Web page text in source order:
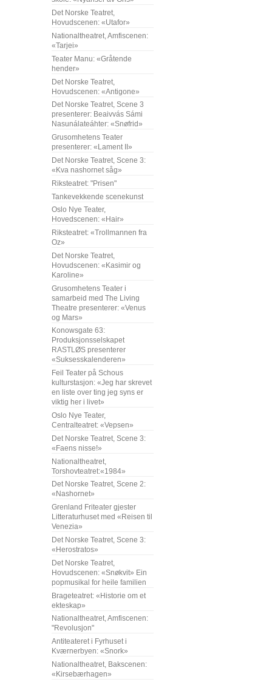
Det Norske Teatret,
Hovudscenen: «Utafor»
Nationaltheatret, Amfiscenen:
«Tarjei»
Teater Manu: «Gråtende
hender»
Det Norske Teatret,
Hovudscenen: «Antigone»
Det Norske Teatret, Scene 3
presenterer: Beaivvás Sámi
Nasunálateáhter: «Snøfrid»
Grusomhetens Teater
presenterer: «Lament II»
Det Norske Teatret, Scene 3:
«Kva nashornet såg»
Riksteatret: "Prisen"
Tankevekkende scenekunst
Oslo Nye Teater,
Hovedscenen: «Hair»
Riksteatret: «Trollmannen fra
Oz»
Det Norske Teatret,
Hovudscenen: «Kasimir og
Karoline»
Grusomhetens Teater i
samarbeid med The Living
Theatre presenterer: «Venus
og Mars»
Konowsgate 63:
Produksjonsselskapet
RASTLØS presenterer
«Suksesskalenderen»
Feil Teater på Schous
kulturstasjon: «Jeg har skrevet
en liste over ting jeg syns er
viktig her i livet»
Oslo Nye Teater,
Centralteatret: «Vepsen»
Det Norske Teatret, Scene 3:
«Faens nisse!»
Nationaltheatret,
Torshovteatret:«1984»
Det Norske Teatret, Scene 2:
«Nashornet»
Grenland Friteater gjester
Litteraturhuset med «Reisen til
Venezia»
Det Norske Teatret, Scene 3:
«Herostratos»
Det Norske Teatret,
Hovudscenen: «Snøkvit» Ein
popmusikal for heile familien
Brageteatret: «Historie om et
ekteskap»
Nationaltheatret, Amfiscenen:
"Revolusjon"
Antiteateret i Fyrhuset i
Kværnerbyen: «Snork»
Nationaltheatret, Bakscenen:
«Kirsebærhagen»